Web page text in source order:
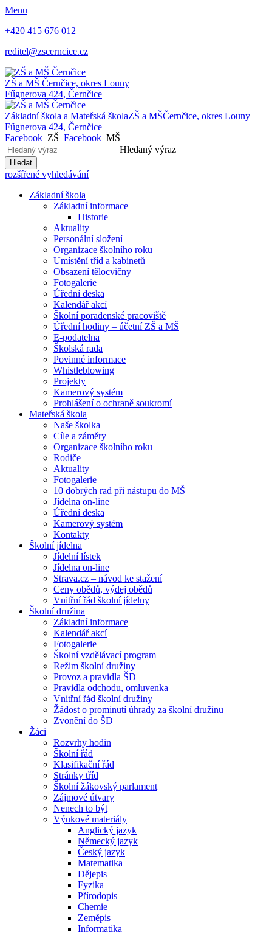
Menu
+420 415 676 012
reditel@zscerncice.cz
ZŠ a MŠ Černčice, okres Louny
Fűgnerova 424, Černčice
Základní škola a Mateřská školaZŠ a MŠČernčice, okres Louny
Fűgnerova 424, Černčice
Facebook ZŠ Facebook MŠ
Hledaný výraz
Hledat
rozšířené vyhledávání
Základní škola
Základní informace
Historie
Aktuality
Personální složení
Organizace školního roku
Umístění tříd a kabinetů
Obsazení tělocvičny
Fotogalerie
Úřední deska
Kalendář akcí
Školní poradenské pracoviště
Úřední hodiny – účetní ZŠ a MŠ
E-podatelna
Školská rada
Povinné informace
Whistleblowing
Projekty
Kamerový systém
Prohlášení o ochraně soukromí
Mateřská škola
Naše školka
Cíle a záměry
Organizace školního roku
Rodiče
Aktuality
Fotogalerie
10 dobrých rad při nástupu do MŠ
Jídelna on-line
Úřední deska
Kamerový systém
Kontakty
Školní jídelna
Jídelní lístek
Jídelna on-line
Strava.cz – návod ke stažení
Ceny obědů, výdej obědů
Vnitřní řád školní jídelny
Školní družina
Základní informace
Kalendář akcí
Fotogalerie
Školní vzdělávací program
Režim školní družiny
Provoz a pravidla ŠD
Pravidla odchodu, omluvenka
Vnitřní řád školní družiny
Žádost o prominutí úhrady za školní družinu
Zvonění do ŠD
Žáci
Rozvrhy hodin
Školní řád
Klasifikační řád
Stránky tříd
Školní žákovský parlament
Zájmové útvary
Nenech to být
Výukové materiály
Anglický jazyk
Německý jazyk
Český jazyk
Matematika
Dějepis
Fyzika
Přírodopis
Chemie
Zeměpis
Informatika